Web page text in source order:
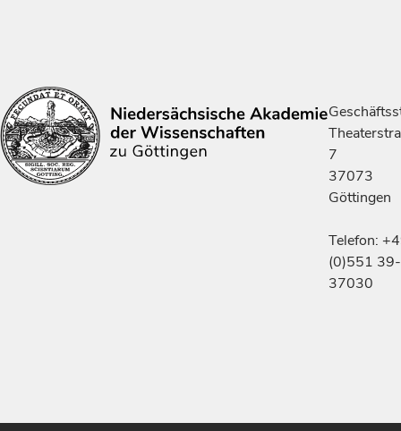
7
37073
Göttingen
Telefon:
(0)551 39-
37030